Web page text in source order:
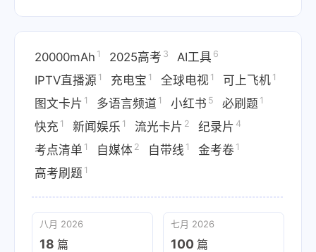
20000mAh 1 2025高考 3 AI工具 6
IPTV直播源 1 充电宝 1 全球电视 1 可上飞机 1
图文卡片 1 多语言频道 1 小红书 5 必刷题 1
快充 1 新闻娱乐 1 流光卡片 2 纪录片 4
考点清单 1 自媒体 2 自带线 1 金考卷 1
高考刷题 1
八月 2026
18 篇
七月 2026
100 篇